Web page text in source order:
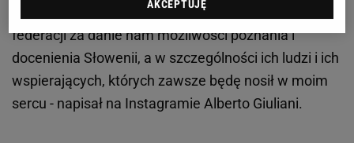
po dniu. Dziękuję prezydentowi Ropretowi i całej
federacji za danie nam możliwości poznania i
docenienia Słowenii, a w szczególności ich ludzi i ich
wspierających, których zawsze będę nosił w moim
sercu - napisał na Instagramie Alberto Giuliani.
AKCEPTUJĘ